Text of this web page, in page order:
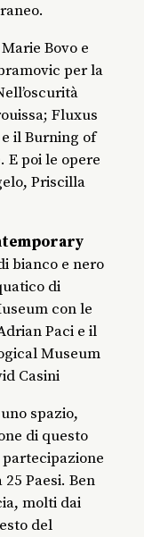
Bovo e
per la
Fluxus
il Burning of
E poi le opere
Priscilla
bianco e nero
di
con le
Paci e il
Museum
Casini
spazio,
di questo
Paesi. Ben
molti dai
del